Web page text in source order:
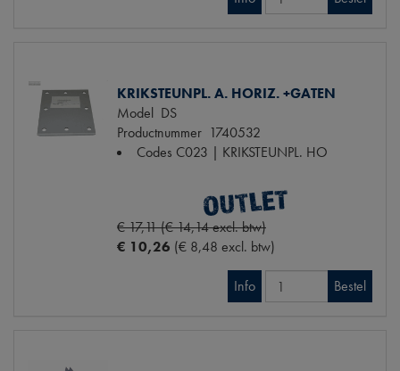
KRIKSTEUNPL. A. HORIZ. +GATEN
Model DS
Productnummer 1740532
Codes C023 | KRIKSTEUNPL. HO
€ 17,11 (€ 14,14 excl. btw)
€ 10,26 (€ 8,48 excl. btw)
Info Bestel